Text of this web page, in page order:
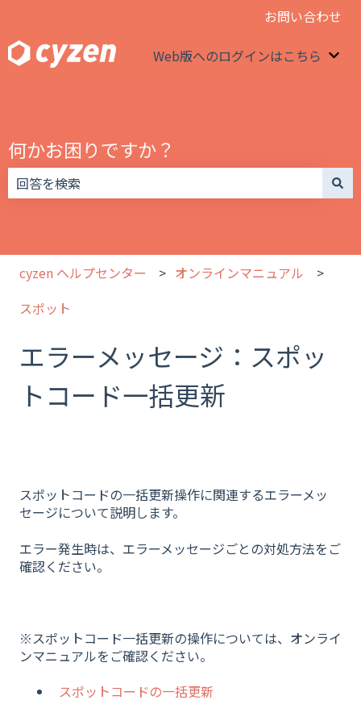
お問い合わせ
Web版へのログインはこちら
何かお困りですか？
cyzen ヘルプセンター
オンラインマニュアル
スポット
エラーメッセージ：スポッ
トコード一括更新
スポットコードの一括更新操作に関連するエラーメッ
セージについて説明します。
エラー発生時は、エラーメッセージごとの対処方法をご
確認ください。
※スポットコード一括更新の操作については、オンライ
ンマニュアルをご確認ください。
スポットコードの一括更新